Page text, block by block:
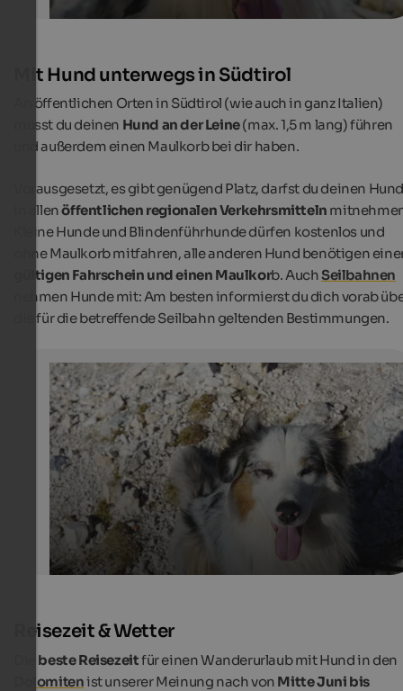
Wandern mit Hund in Südtirol
Wer mit Hund in Südtirol unterwegs ist, muss einige
die Leinenpflicht beachten.
Internet Consulting | Adam Ungericht
Mit Hund unterwegs in Südtirol
An öffentlichen Orten in Südtirol (wie auch in ganz Italien)
musst du deinen Hund an der Leine(max. 1,5 m lang) führen
und außerdem einen Maulkorb bei dir haben.
Vorausgesetzt, es gibt genügend Platz, darfst du deinen
in allenöffentlichen regionalen Verkehrsmitteln
Kleine Hunde und Blindenführhunde dürfen kostenlos und
ohne Maulkorb mitfahren, alle anderen Hund benötigen
gültigen Fahrschein und einen Maulkorb. AuchSeilbahnen
nehmen Hunde mit: Am besten informierst du dich vorab
die für die betreffende Seilbahn geltenden Bestimmungen.
Reisezeit & Wetter
beste Reisezeitfür einen Wanderurlaub mit Hund in den
Dolomitenist unserer Meinung nach von Mitte Juni bis